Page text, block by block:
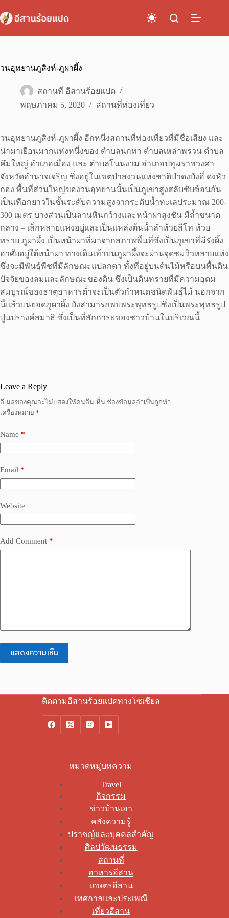
to
content
วนอุทยานภูสิงห์-ภูผาผึ้ง
สถานที่ อีสานร้อยแปด
พฤษภาคม 5, 2020
สถานที่ท่องเที่ยว
วนอุทยานภูสิงห์-ภูผาผึ้ง อีกหนึ่งสถานที่ท่องเที่ยวที่มีชื่อเสียง และ
น่ามาเยือนมากแห่งหนึ่งของ ตำบลนกทา ตำบลเหล่าพรวน ตำบล
คึมใหญ่ อำเภอเมือง และ ตำบลโนนงาม อำเภอปทุมราชวงศา
จังหวัดอำนาจเจริญ ซึ่งอยู่ในเขตป่าสงวนแห่งชาติป่าดงบังอี่ ดงหัว
กอง พื้นที่ส่วนใหญ่ของวนอุทยานนั้นเป็นภูเขาสูงสลับซับซ้อนกัน
เป็นเทือกยาวในชั้นระดับความสูงจากระดับน้ำทะเลประมาณ 200-
300 เมตร บางส่วนเป็นลานหินกว้างและหน้าผาสูงชัน มีถ้ำขนาด
กลาง – เล็กหลายแห่งอยู่และเป็นแหล่งต้นน้ำลำห้วยสีโท ห้วย
ทราย ภูผาผึ้ง เป็นหน้าผาที่มาจากสภาพพื้นที่ซึ่งเป็นภูเขาที่มีรังผึ้ง
อาศัยอยู่ใต้หน้าผา ทางเดินเท้าบนภูผาผึ้งจะผ่านจุดชมวิวหลายแห่ง
ซึ่งจะมีพันธุ์พืชที่มีลักษณะแปลกตา ทั้งที่อยู่บนต้นไม้หรือบนพื้นดิน
ปัจจัยของลมและลักษณะของดิน ซึ่งเป็นดินทรายที่มีความอุดม
สมบูรณ์ของธาตุอาหารต่ำจะเป็นตัวกำหนดชนิดพันธุ์ไม้ นอกจาก
นี้แล้วบนยอดภูผาผึ้ง ยังสามารถพบพระพุทธรูปซึ่งเป็นพระพุทธรูป
ปูนปรางค์สมาธิ ซึ่งเป็นที่สักการะของชาวบ้านในบริเวณนี้
Leave a Reply
อีเมลของคุณจะไม่แสดงให้คนอื่นเห็น ช่องข้อมูลจำเป็นถูกทำ
เครื่องหมาย *
Name *
Email *
Website
Add Comment *
แสดงความเห็น
ติดตามอีสานร้อยแปดทางโซเชียล
หมวดหมู่บทความ
Travel
กิจกรรม
ข่าวบ้านเฮา
คลังความรู้
ปราชญ์และบุคคลสำคัญ
ศิลปวัฒนธรรม
สถานที่
อาหารอีสาน
เกษตรอีสาน
เทศกาลและประเพณี
เที่ยวอีสาน